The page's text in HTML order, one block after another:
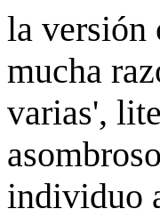
la versión
mucha
varias',
individuo